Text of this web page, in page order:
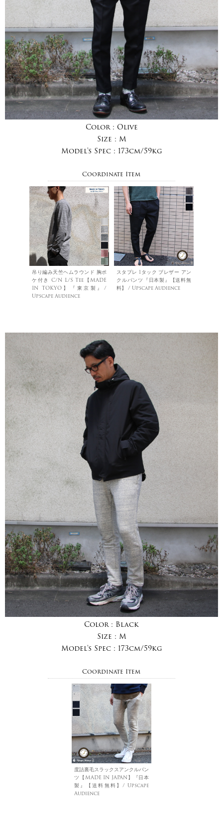
Color : Olive
Size : M
Model's Spec : 173cm/59kg
Coordinate Item
吊り編み天竺ヘムラウンド 胸ポ
ケ付き C/N L/S Tee【MADE
IN TOKYO】『東京製』/
Upscape Audience
スタプレ 1タック ブレザー アン
クルパンツ『日本製』【送料無
料】 / Upscape Audience
Color : Black
Size : M
Model's Spec : 173cm/59kg
Coordinate Item
度詰裏毛スラックスアンクルパン
ツ【MADE IN JAPAN】『日本
製』【送料無料】/ Upscape
Audience